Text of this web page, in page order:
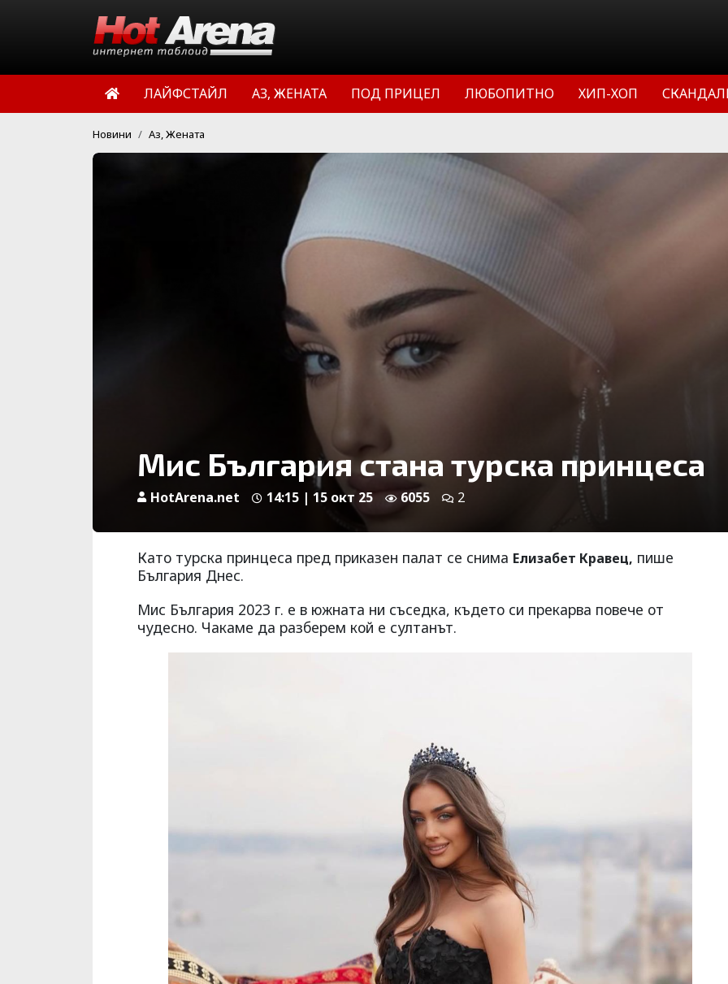
ЛАЙФСТАЙЛ АЗ, ЖЕНАТА ПОД ПРИЦЕЛ ЛЮБОПИТНО ХИП-ХОП
Новини Аз, Жената
Мис България стана турска принцеса
HotArena.net 14:15 | 15 окт 25 6055 2
Като турска принцеса пред приказен палат се снима Елизабет Кравец, пише
България Днес.
Мис България 2023 г. е в южната ни съседка, където си прекарва повече от
чудесно. Чакаме да разберем кой е султанът.